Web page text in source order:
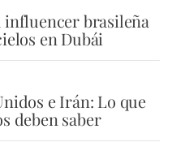
influencer brasileña
en Dubái
e Irán: Lo que
deben saber